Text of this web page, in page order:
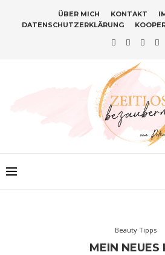
ÜBER MICH KONTAKT
DATENSCHUTZERKLÄRUNG
Beauty Tipps
MEIN NEUES